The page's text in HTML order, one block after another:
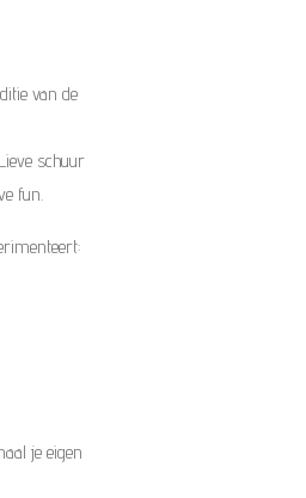
van de
schuur
fun.
je eigen